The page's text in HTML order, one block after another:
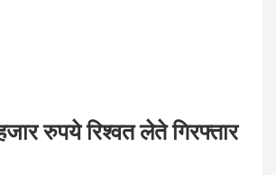
रुपये रिश्वत लेते गिरफ्तार